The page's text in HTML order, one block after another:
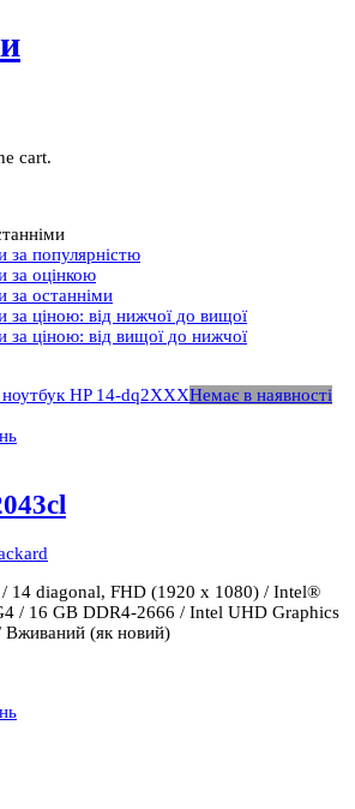
cart.
за популярністю
за оцінкою
за останніми
за ціною: від нижчої до вищої
за ціною: від вищої до нижчої
Немає в наявності
14 diagonal, FHD (1920 x 1080) / Intel®
/ 16 GB DDR4-2666 / Intel UHD Graphics
Вживаний (як новий)